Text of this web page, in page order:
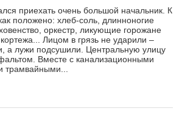
приехать очень большой начальник. К
положено: хлеб-соль, длинноногие
оркестр, ликующие горожане
Лицом в грязь не ударили –
а лужи подсушили. Центральную улицу
Вместе с канализационными
трамвайными...